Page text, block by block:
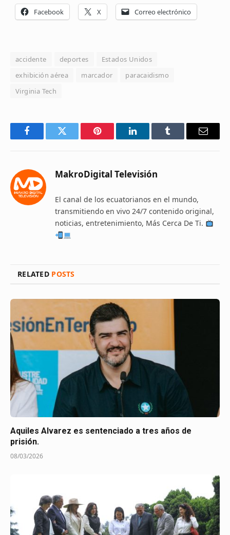
Facebook X Correo electrónico
accidente deportes
Estados Unidos
exhibición aérea
marcador
paracaidismo
Virginia Tech
FacebookTwitter Pinterest LinkedInTumblr Email
MakroDigital Televisión
El canal de los ecuatorianos en el mundo,
transmitiendo en vivo 24/7 contenido original,
noticias, entretenimiento, Más Cerca De Ti.
RELATED POSTS
Aquiles Alvarez es sentenciado a tres años de
prisión.
08/03/2026